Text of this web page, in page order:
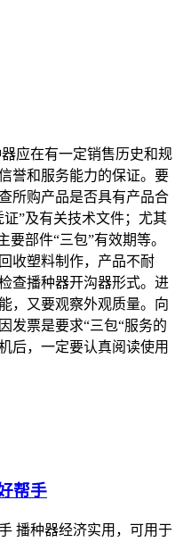
应在有一定销售历史和规
誉和服务能力的保证。要
所购产品是否具有产品合
”及有关技术文件；尤其
要部件“三包”有效期等。
收塑料制作，产品不耐
查播种器开沟器形式。进
，又要观察外观质量。向
发票是要求“三包“服务的
后，一定要认真阅读使用
帮手
播种器经济实用，可用于